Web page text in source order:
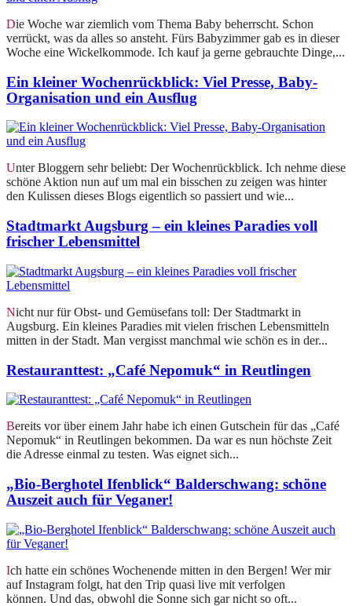
Die Woche war ziemlich vom Thema Baby beherrscht. Schon
verrückt, was da alles so ansteht. Fürs Babyzimmer gab es in dieser
Woche eine Wickelkommode. Ich kauf ja gerne gebrauchte Dinge,...
Ein kleiner Wochenrückblick: Viel Presse, Baby-
Organisation und ein Ausflug
Unter Bloggern sehr beliebt: Der Wochenrückblick. Ich nehme diese
schöne Aktion nun auf um mal ein bisschen zu zeigen was hinter
den Kulissen dieses Blogs eigentlich so passiert und wie...
Stadtmarkt Augsburg – ein kleines Paradies voll
frischer Lebensmittel
Nicht nur für Obst- und Gemüsefans toll: Der Stadtmarkt in
Augsburg. Ein kleines Paradies mit vielen frischen Lebensmitteln
mitten in der Stadt. Man vergisst manchmal wie schön es in der...
Restauranttest: „Café Nepomuk“ in Reutlingen
Bereits vor über einem Jahr habe ich einen Gutschein für das „Café
Nepomuk“ in Reutlingen bekommen. Da war es nun höchste Zeit
die Adresse einmal zu testen. Was eignet sich...
„Bio-Berghotel Ifenblick“ Balderschwang: schöne
Auszeit auch für Veganer!
Ich hatte ein schönes Wochenende mitten in den Bergen! Wer mir
auf Instagram folgt, hat den Trip quasi live mit verfolgen
können. Und das, obwohl die Sonne sich gar nicht so oft...